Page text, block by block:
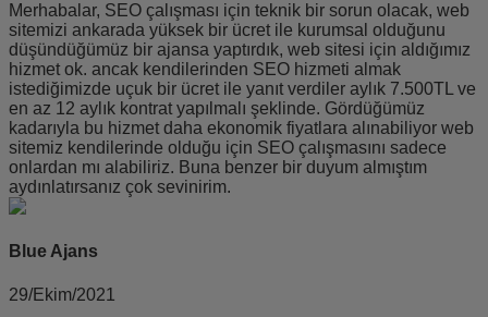
Merhabalar, SEO çalışması için teknik bir sorun olacak, web
sitemizi ankarada yüksek bir ücret ile kurumsal olduğunu
düşündüğümüz bir ajansa yaptırdık, web sitesi için aldığımız
hizmet ok. ancak kendilerinden SEO hizmeti almak
istediğimizde uçuk bir ücret ile yanıt verdiler aylık 7.500TL ve
en az 12 aylık kontrat yapılmalı şeklinde. Gördüğümüz
kadarıyla bu hizmet daha ekonomik fiyatlara alınabiliyor web
sitemiz kendilerinde olduğu için SEO çalışmasını sadece
onlardan mı alabiliriz. Buna benzer bir duyum almıştım
aydınlatırsanız çok sevinirim.
Blue Ajans
29/Ekim/2021